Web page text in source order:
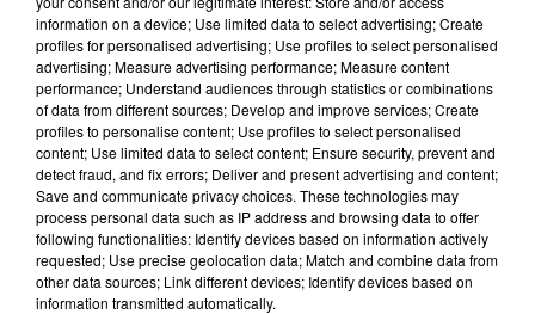
information on a device; Use limited data to select advertising; Create
profiles for personalised advertising; Use profiles to select personalised
advertising; Measure advertising performance; Measure content
performance; Understand audiences through statistics or combinations
of data from different sources; Develop and improve services; Create
profiles to personalise content; Use profiles to select personalised
content; Use limited data to select content; Ensure security, prevent and
detect fraud, and fix errors; Deliver and present advertising and content;
Save and communicate privacy choices. These technologies may
process personal data such as IP address and browsing data to offer
following functionalities: Identify devices based on information actively
requested; Use precise geolocation data; Match and combine data from
other data sources; Link different devices; Identify devices based on
information transmitted automatically.